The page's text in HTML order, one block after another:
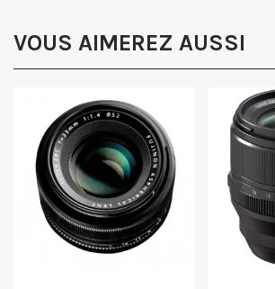
VOUS AIMEREZ AUSSI